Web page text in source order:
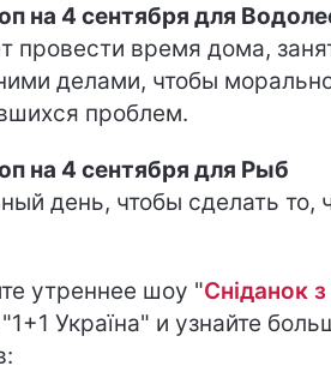
на 4 сентября для
провести время дома,
делами, чтобы
проблем.
на 4 сентября для Рыб
день, чтобы сделать то,
утреннее шоу "Сніданок з
Україна" и узнайте